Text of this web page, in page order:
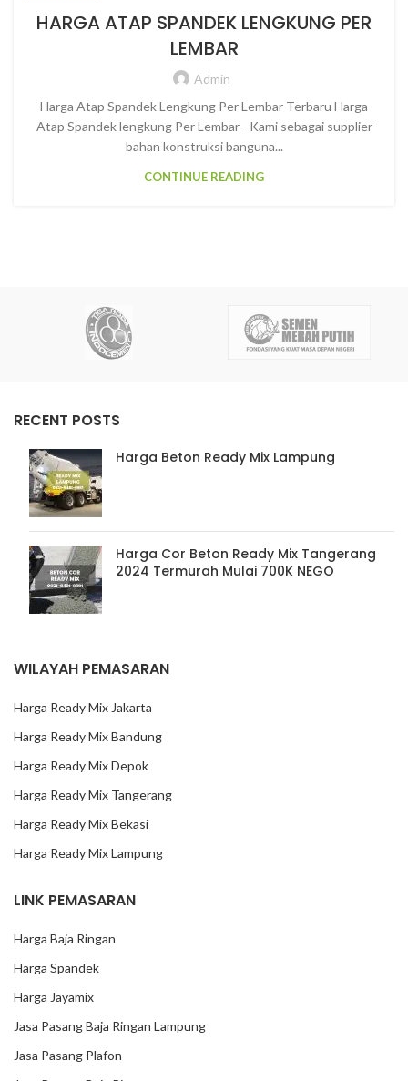
HARGA ATAP SPANDEK LENGKUNG PER
LEMBAR
Admin
Harga Atap Spandek Lengkung Per Lembar Terbaru Harga
Atap Spandek lengkung Per Lembar - Kami sebagai supplier
bahan konstruksi banguna...
CONTINUE READING
RECENT POSTS
Harga Beton Ready Mix Lampung
Harga Cor Beton Ready Mix Tangerang
2024 Termurah Mulai 700K NEGO
WILAYAH PEMASARAN
Harga Ready Mix Jakarta
Harga Ready Mix Bandung
Harga Ready Mix Depok
Harga Ready Mix Tangerang
Harga Ready Mix Bekasi
Harga Ready Mix Lampung
LINK PEMASARAN
Harga Baja Ringan
Harga Spandek
Harga Jayamix
Jasa Pasang Baja Ringan Lampung
Jasa Pasang Plafon